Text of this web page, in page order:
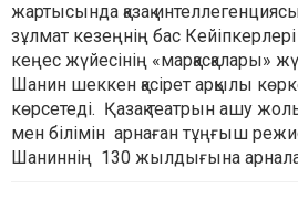
жартысында қазақ
зұлмат кезеңнің бас Кейіпкерлері
кеңес жүйесінің «марқасқалары»
Шанин шеккен қасірет арқылы
көрсетеді. Қазақ театрын ашу
мен білімін арнаған тұңғыш
Шаниннің 130 жылдығына